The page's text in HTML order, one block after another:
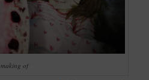
making of